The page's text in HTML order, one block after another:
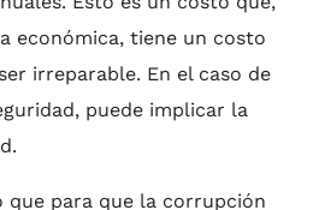
económica, tiene un costo
irreparable. En el caso de
puede implicar la
que para que la corrupción